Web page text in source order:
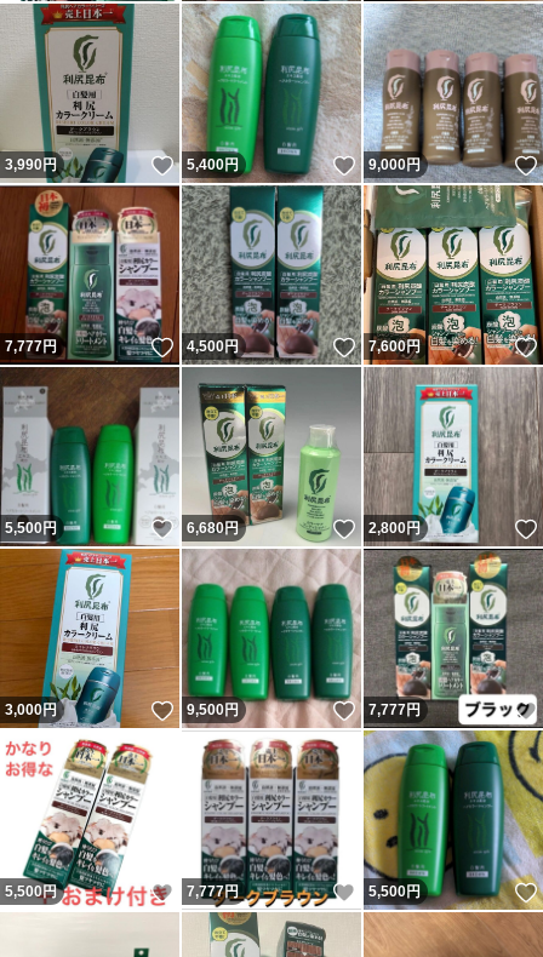
3,990円 いいね！
5,400円 いいね！
9,000円
7,777円 いいね！
4,500円 いいね！
7,600円
5,500円 いいね！
6,680円 いいね！
2,800円
3,000円 いいね！
9,500円 いいね！
7,777円
5,500円 いいね！
7,777円 いいね！
5,500円